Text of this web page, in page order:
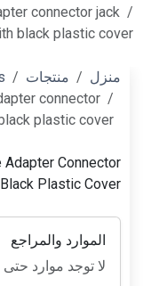
connector jack
with black plastic cover
منزل منتجات
connector
black plastic cover
Adapter Connector
Black Plastic Cover
الموارد والمراجع
لا توجد موارد حتى